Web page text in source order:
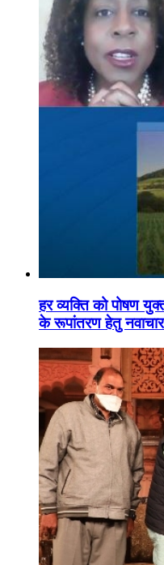
हर व्यक्ति को पोषण
के रूपांतरण हेतु